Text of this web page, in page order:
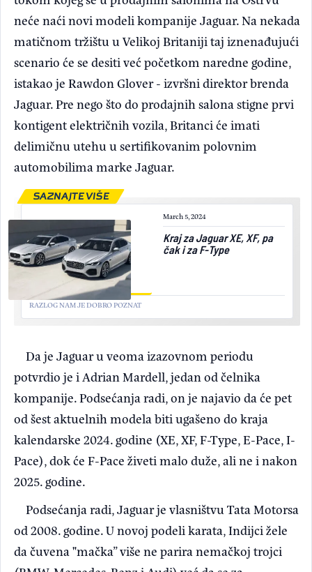
neće naći novi modeli kompanije Jaguar. Na nekada
matičnom tržištu u Velikoj Britaniji taj iznenađujući
scenario će se desiti već početkom naredne godine,
istakao je Rawdon Glover - izvršni direktor brenda
Jaguar. Pre nego što do prodajnih salona stigne prvi
kontigent električnih vozila, Britanci će imati
delimičnu utehu u sertifikovanim polovnim
automobilima marke Jaguar.
March 5, 2024
Kraj za Jaguar XE, XF, pa
čak i za F-Type
RAZLOG NAM JE DOBRO POZNAT
SAZNAJTE VIŠE
Da je Jaguar u veoma izazovnom periodu
potvrdio je i Adrian Mardell, jedan od čelnika
kompanije. Podsećanja radi, on je najavio da će pet
od šest aktuelnih modela biti ugašeno do kraja
kalendarske 2024. godine (XE, XF, F-Type, E-Pace, I-
Pace), dok će F-Pace živeti malo duže, ali ne i nakon
2025. godine.
Podsećanja radi, Jaguar je vlasništvu Tata Motorsa
od 2008. godine. U novoj podeli karata, Indijci žele
da čuvena "mačka” više ne parira nemačkoj trojci